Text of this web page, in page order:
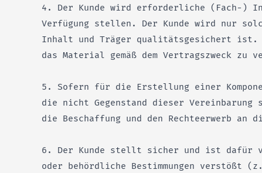
4. Der Kunde wird erforderliche (Fach-)
Verfügung stellen. Der Kunde wird nur
Inhalt und Träger qualitätsgesichert ist.
das Material gemäß dem Vertragszweck zu
5. Sofern für die Erstellung einer
die nicht Gegenstand dieser
die Beschaffung und den Rechteerwerb
6. Der Kunde stellt sicher und ist dafür
oder behördliche Bestimmungen verstößt